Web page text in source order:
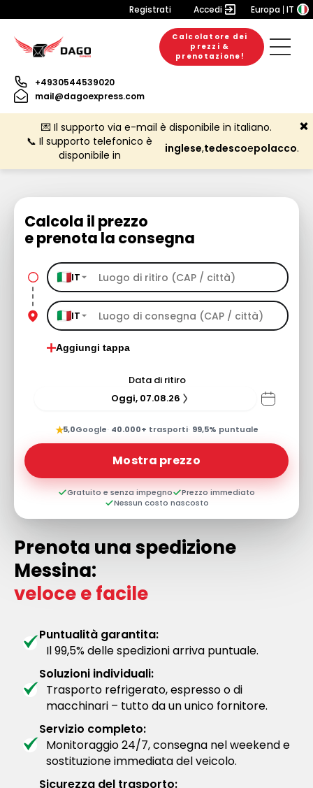
Registrati Accedi Europa IT
Calcolatore dei
prezzi &
prenotazione!
+4930544539020
mail@dagoexpress.com
💌 Il supporto via e-mail è disponibile in italiano.
📞 Il supporto telefonico è
disponibile in
inglese,tedescoepolacco.
Calcola il prezzo
e prenota la consegna
IT
IT
Aggiungi tappa
Data di ritiro
Oggi, 07.08.26
★5,0Google· 40.000+ trasporti· 99,5% puntuale
Mostra prezzo
Gratuito e senza impegno
Prezzo immediato
Nessun costo nascosto
Prenota una spedizione
Messina:
veloce e facile
Puntualità garantita:
Il 99,5% delle spedizioni arriva puntuale.
Soluzioni individuali:
Trasporto refrigerato, espresso o di
macchinari – tutto da un unico fornitore.
Servizio completo:
Monitoraggio 24/7, consegna nel weekend e
sostituzione immediata del veicolo.
Sicurezza del trasporto: